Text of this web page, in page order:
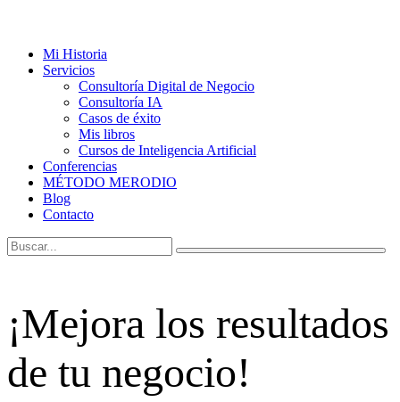
Mi Historia
Servicios
Consultoría Digital de Negocio
Consultoría IA
Casos de éxito
Mis libros
Cursos de Inteligencia Artificial
Conferencias
MÉTODO MERODIO
Blog
Contacto
¡Mejora los resultados
de tu negocio!